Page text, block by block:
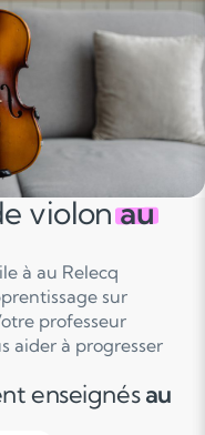
violonau
à au Relecq
sur
professeur
aider à progresser
enseignésau